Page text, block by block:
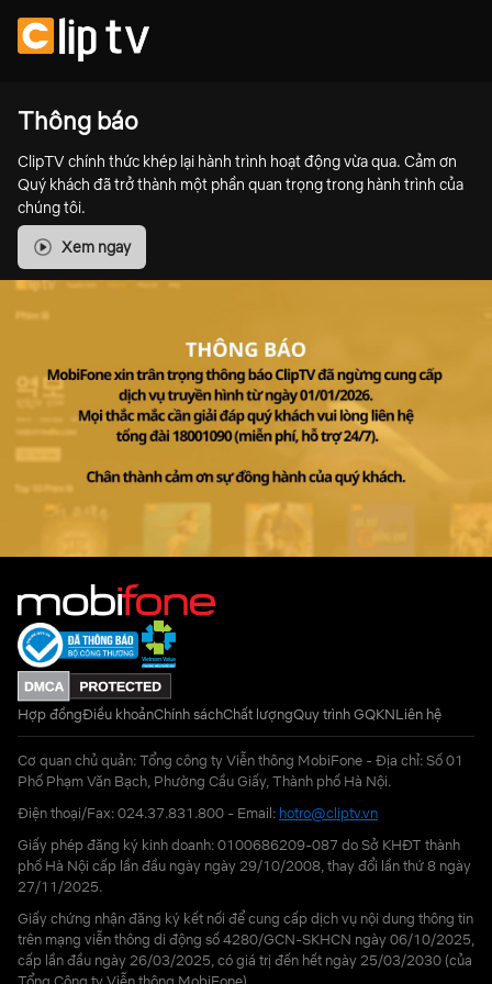
Thông báo
ClipTV chính thức khép lại hành trình hoạt động vừa qua. Cảm ơn
Quý khách đã trở thành một phần quan trọng trong hành trình của
chúng tôi.
Xem ngay
Hợp đồngĐiều khoảnChính sáchChất lượngQuy trình GQKNLiên hệ
Cơ quan chủ quản: Tổng công ty Viễn thông MobiFone - Địa chỉ: Số 01
Phố Phạm Văn Bạch, Phường Cầu Giấy, Thành phố Hà Nội.
Điện thoại/Fax: 024.37.831.800 - Email: hotro@cliptv.vn
Giấy phép đăng ký kinh doanh: 0100686209-087 do Sở KHĐT thành
phố Hà Nội cấp lần đầu ngày ngày 29/10/2008, thay đổi lần thứ 8 ngày
27/11/2025.
Giấy chứng nhận đăng ký kết nối để cung cấp dịch vụ nội dung thông tin
trên mạng viễn thông di động số 4280/GCN-SKHCN ngày 06/10/2025,
cấp lần đầu ngày 26/03/2025, có giá trị đến hết ngày 25/03/2030 (của